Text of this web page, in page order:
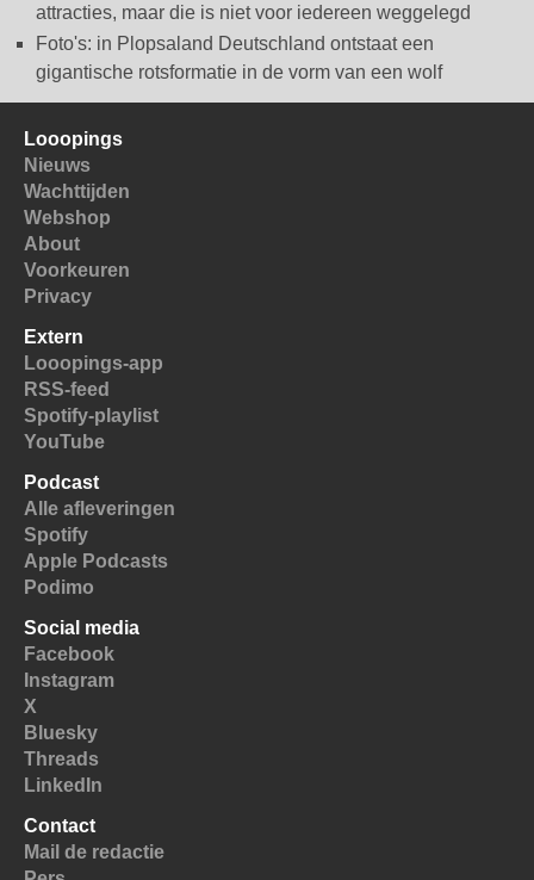
attracties, maar die is niet voor iedereen weggelegd
Foto's: in Plopsaland Deutschland ontstaat een
gigantische rotsformatie in de vorm van een wolf
Looopings
Nieuws
Wachttijden
Webshop
About
Voorkeuren
Privacy
Extern
Looopings-app
RSS-feed
Spotify-playlist
YouTube
Podcast
Alle afleveringen
Spotify
Apple Podcasts
Podimo
Social media
Facebook
Instagram
X
Bluesky
Threads
LinkedIn
Contact
Mail de redactie